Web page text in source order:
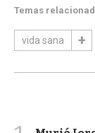
Temas
vida sana